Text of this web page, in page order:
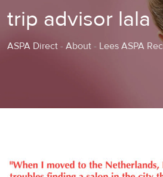
trip advisor lala
ASPA Direct - About - Lees ASPA